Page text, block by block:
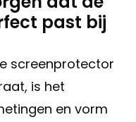
past bij
screenprotector
is het
en vorm